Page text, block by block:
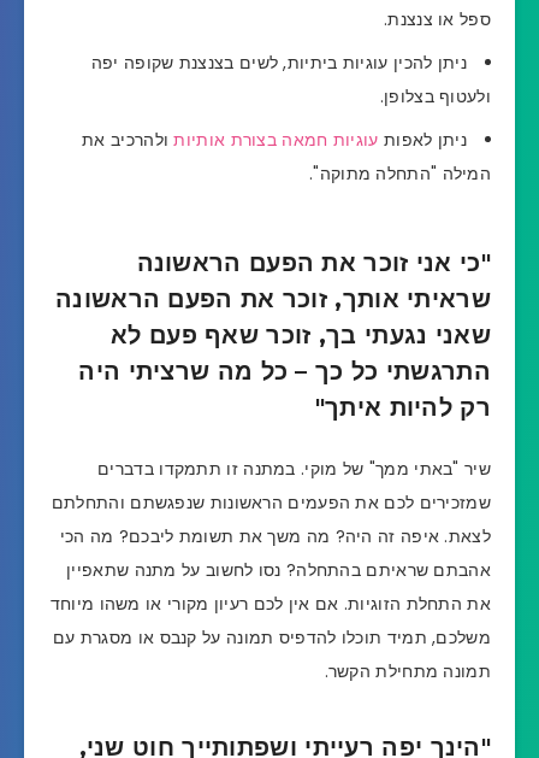
ספל או צנצנת.
ניתן להכין עוגיות ביתיות, לשים בצנצנת שקופה יפה
ולעטוף בצלופן.
ניתן לאפות עוגיות חמאה בצורת אותיותולהרכיב את
המילה "התחלה מתוקה".
"כי אני זוכר את הפעם הראשונה
שראיתי אותך, זוכר את הפעם הראשונה
שאני נגעתי בך, זוכר שאף פעם לא
התרגשתי כל כך – כל מה שרציתי היה
רק להיות איתך"
שיר "באתי ממך" של מוקי. במתנה זו תתמקדו בדברים
שמזכירים לכם את הפעמים הראשונות שנפגשתם והתחלתם
לצאת. איפה זה היה? מה משך את תשומת ליבכם? מה הכי
אהבתם שראיתם בהתחלה? נסו לחשוב על מתנה שתאפיין
את התחלת הזוגיות. אם אין לכם רעיון מקורי או משהו מיוחד
משלכם, תמיד תוכלו להדפיס תמונה על קנבס או מסגרת עם
תמונה מתחילת הקשר.
"הינך יפה רעייתי ושפתותייך חוט שני,